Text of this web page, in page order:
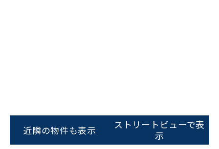
をお伝えいただくと
スムーズにご案内できます
近隣の物件も表示
ストリートビューで表
示